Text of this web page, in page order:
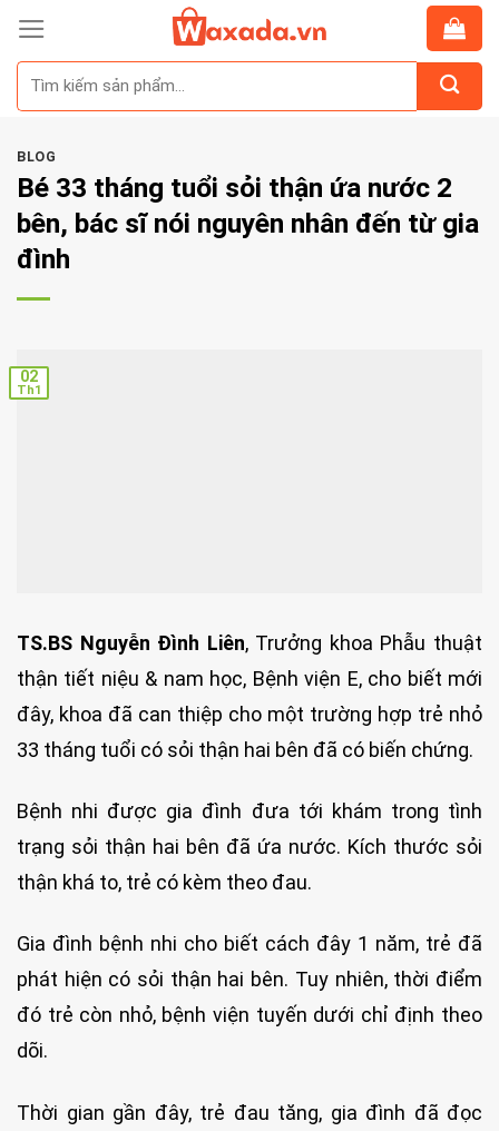
Skip
content
BLOG
Bé 33 tháng tuổi sỏi thận ứa nước 2
bên, bác sĩ nói nguyên nhân đến từ gia
đình
02
Th1
TS.BS Nguyễn Đình Liên, Trưởng khoa Phẫu thuật
thận tiết niệu & nam học, Bệnh viện E, cho biết mới
đây, khoa đã can thiệp cho một trường hợp trẻ nhỏ
33 tháng tuổi có sỏi thận hai bên đã có biến chứng.
Bệnh nhi được gia đình đưa tới khám trong tình
trạng sỏi thận hai bên đã ứa nước. Kích thước sỏi
thận khá to, trẻ có kèm theo đau.
Gia đình bệnh nhi cho biết cách đây 1 năm, trẻ đã
phát hiện có sỏi thận hai bên. Tuy nhiên, thời điểm
đó trẻ còn nhỏ, bệnh viện tuyến dưới chỉ định theo
dõi.
Thời gian gần đây, trẻ đau tăng, gia đình đã đọc